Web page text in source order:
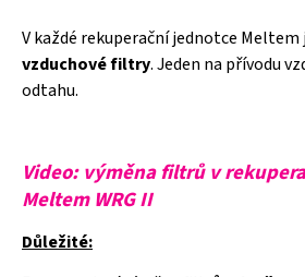
V každé rekuperační jednotce
vzduchové filtry. Jeden na přívodu
odtahu.
Video: výměna filtrů v
Meltem WRG II
Důležité: